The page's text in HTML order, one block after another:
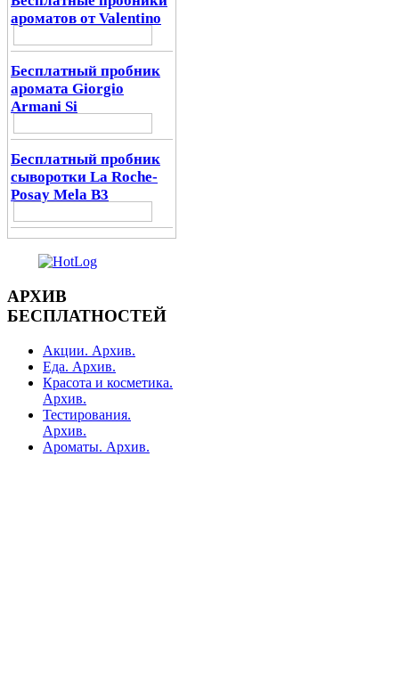
ароматов от Valentino
Бесплатный пробник
аромата Giorgio
Armani Si
Бесплатный пробник
сыворотки La Roche-
Posay Mela B3
АРХИВ
БЕСПЛАТНОСТЕЙ
Акции. Архив.
Еда. Архив.
Красота и косметика.
Архив.
Тестирования.
Архив.
Ароматы. Архив.